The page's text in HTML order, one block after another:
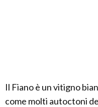
Il Fiano è un vitigno
come molti autoctoni